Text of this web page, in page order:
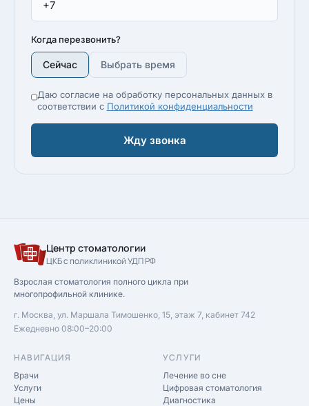
Когда перезвонить?
Сейчас Выбрать время
Даю согласие на обработку персональных данных в
соответствии с Политикой конфиденциальности
Жду звонка
Центр стоматологии
ЦКБ с поликлиникой УДП РФ
Взрослая стоматология полного цикла при
многопрофильной клинике.
г. Москва, ул. Маршала Тимошенко, 15, этаж 7, кабинет 742
Ежедневно 08:00–20:00
НАВИГАЦИЯ
Врачи
Услуги
Цены
УСЛУГИ
Лечение во сне
Цифровая стоматология
Диагностика